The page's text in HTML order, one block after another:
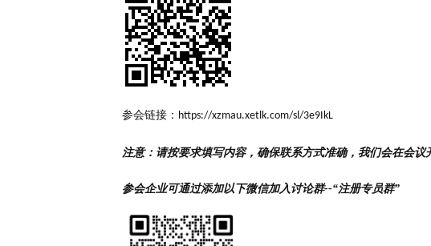
参会链接： https://xzmau.xetlk.com/sl/3e9IkL
注意：请按要求填写内容，确保联系方式准确，我们会在会议
参会企业可通过添加以下微信加入讨论群--“注册专员群”